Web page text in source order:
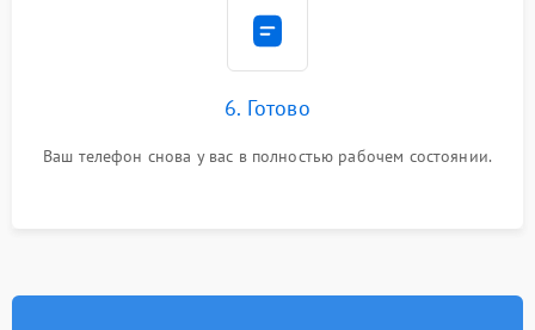
6. Готово
Ваш телефон снова у вас в полностью рабочем состоянии.